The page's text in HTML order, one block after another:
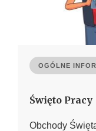
OGÓLNE
Święto Pracy
Obchody